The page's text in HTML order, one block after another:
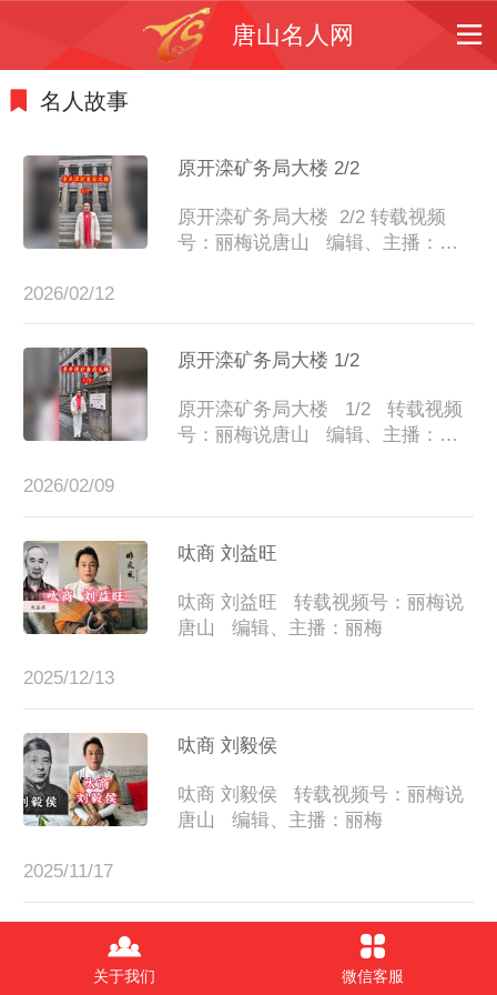
唐山名人网
名人故事
原开滦矿务局大楼 2/2
原开滦矿务局大楼  2/2 转载视频
号：丽梅说唐山   编辑、主播：丽
2026/02/12
原开滦矿务局大楼 1/2
原开滦矿务局大楼   1/2   转载视频
号：丽梅说唐山   编辑、主播：丽
2026/02/09
呔商 刘益旺
呔商 刘益旺   转载视频号：丽梅说
唐山   编辑、主播：丽梅
2025/12/13
呔商 刘毅侯
呔商 刘毅侯   转载视频号：丽梅说
唐山   编辑、主播：丽梅
2025/11/17
呔商 杨扶青      转载视频号：丽梅
关于我们 微信客服